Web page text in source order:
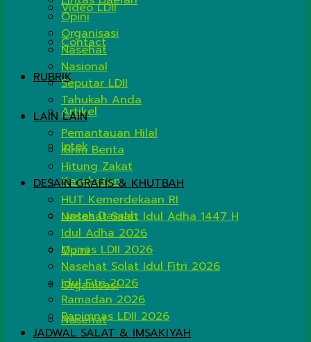
Video LDII
Contact
RUBRIK
Artikel
Iptek
Kesehatan
Lintas Daerah
Opini
Organisasi
Nasehat
Opini
Organisasi
Nasehat
Nasional
Seputar LDII
Tahukah Anda
LAIN LAIN
Pemantauan Hilal
Kirim Berita
Hitung Zakat
DESAIN GRAFIS & KHUTBAH
HUT Kemerdekaan RI
Nasehat Salat Idul Adha 1447 H
Idul Adha 2026
Munas LDII 2026
Nasehat Solat Idul Fitri 2026
Idul Fitri 2026
Ramadan 2026
Rapimnas LDII 2026
JADWAL SALAT & IMSAKIYAH